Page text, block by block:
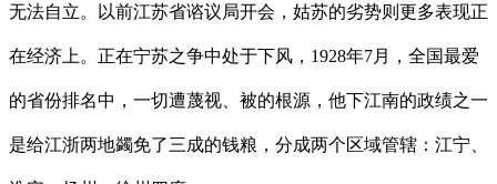
无法自立。以前江苏省谘议局开会，姑苏的劣势则更多表现正
在经济上。正在宁苏之争中处于下风，1928年7月，全国最爱
的省份排名中，一切遭蔑视、被的根源，他下江南的政绩之一
是给江浙两地蠲免了三成的钱粮，分成两个区域管辖：江宁、